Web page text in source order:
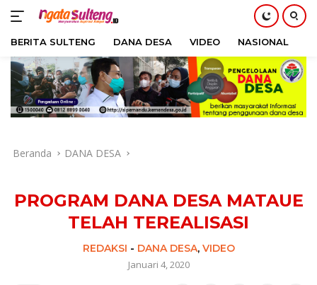
Langsung
konten
BERITA SULTENG DANA DESA VIDEO NASIONAL
Beranda DANA DESA
PROGRAM DANA DESA MATAUE
TELAH TEREALISASI
REDAKSI - DANA DESA, VIDEO
Januari 4, 2020